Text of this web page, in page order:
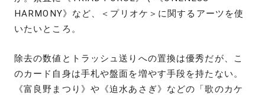
HARMONY》など、＜プリオケ＞に関するアーツを使
いたいところ。
除去の数値とトラッシュ送りへの置換は優秀だが、こ
のカード自身は手札や盤面を増やす手段を持たない。
《富良野まつり》や《迫水あさぎ》などの「歌のカケ